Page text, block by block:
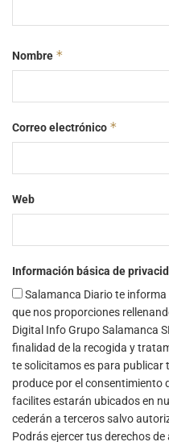
Nombre *
Correo electrónico *
Web
Información básica de
Salamanca Diario te
que nos proporciones
Digital Info Grupo Salamanca
finalidad de la recogida y
te solicitamos es para publicar
produce por el consentimiento
facilites estarán ubicados en
cederán a terceros salvo
Podrás ejercer tus derechos